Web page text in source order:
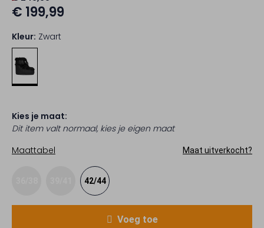
€ 199,99
Kleur: Zwart
Kies je maat:
Dit item valt normaal, kies je eigen maat
Maattabel
Maat uitverkocht?
42/44
Voeg toe